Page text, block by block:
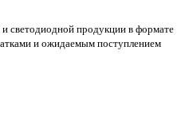
светодиодной продукции в формате
и ожидаемым поступлением